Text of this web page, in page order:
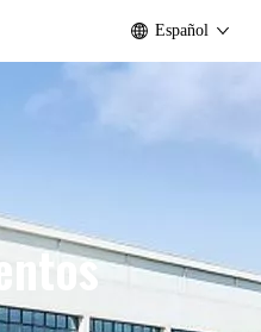
Español